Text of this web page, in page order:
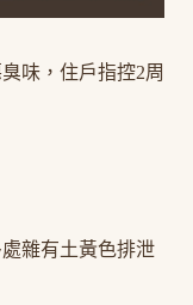
味，住戶指控2周
雜有土黃色排泄